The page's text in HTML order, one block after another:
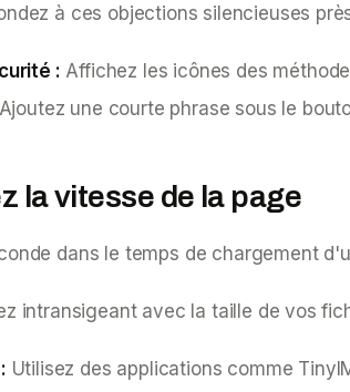
à ces objections silencieuses
: Affichez les icônes des
Ajoutez une courte phrase sous le
la vitesse de la page
dans le temps de chargement
intransigeant avec la taille de vos
Utilisez des applications comme